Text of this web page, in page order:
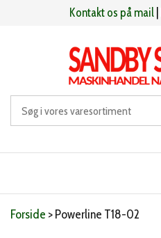
Kontakt os på mail
Sandby smeden
Forside >Powerline T18-02